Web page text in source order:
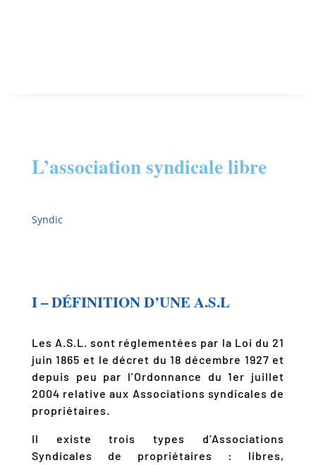
L’association syndicale libre
Syndic
I – DÉFINITION D’UNE A.S.L
Les A.S.L. sont réglementées par la Loi du 21
juin 1865 et le décret du 18 décembre 1927 et
depuis peu par l’Ordonnance du 1er juillet
2004 relative aux Associations syndicales de
propriétaires.
Il existe trois types d’Associations
Syndicales de propriétaires : libres,